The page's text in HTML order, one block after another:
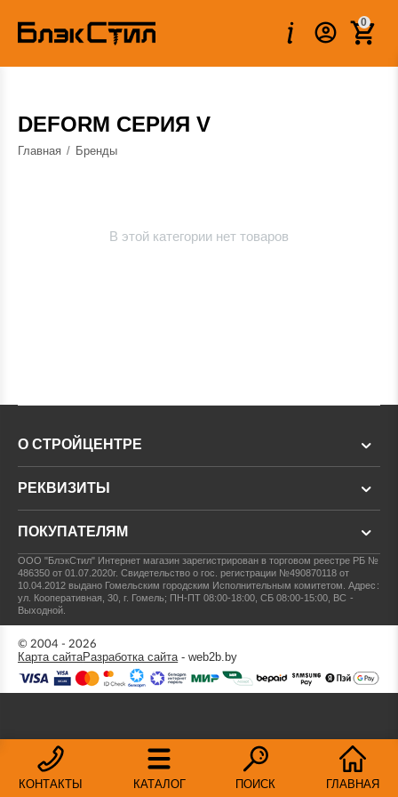
0
DEFORM СЕРИЯ V
Главная / Бренды
В этой категории нет товаров
КОНТАКТЫ КАТАЛОГ ПОИСК ГЛАВНАЯ
О СТРОЙЦЕНТРЕ
РЕКВИЗИТЫ
ПОКУПАТЕЛЯМ
ООО "БлэкСтил" Интернет магазин зарегистрирован в торговом реестре РБ №
486350 от 01.07.2020г.Свидетельство о гос. регистрации №490870118 от
10.04.2012 выдано Гомельским городским Исполнительным комитетом.Адрес:
ул. Кооперативная, 30, г. Гомель; ПН-ПТ 08:00-18:00, СБ 08:00-15:00, ВС -
Выходной.
© 2004 - 2026
Карта сайтаРазработка сайта- web2b.by